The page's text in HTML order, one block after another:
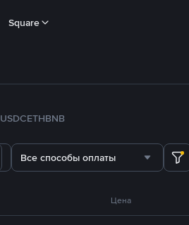
Square
USDCETHBNB
Все способы оплаты
Цена